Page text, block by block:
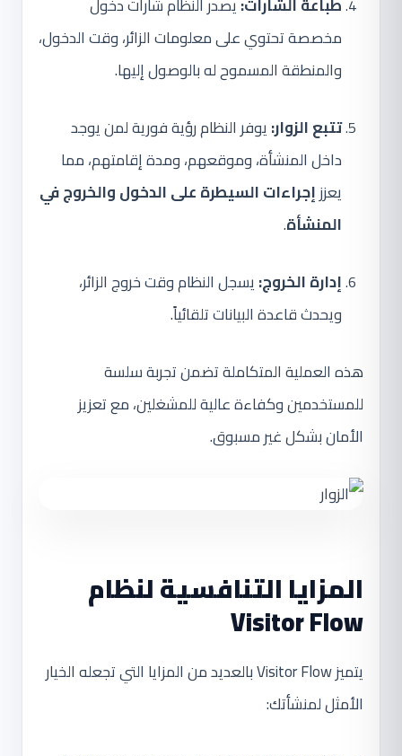
مخصصة تحتوي على معلومات الزائر، وقت الدخول،
والمنطقة المسموح له بالوصول إليها.
تتبع الزوار:يوفر النظام رؤية فورية لمن يوجد
داخل المنشأة، وموقعهم، ومدة إقامتهم، مما
يعززإجراءات السيطرة على الدخول والخروج في
المنشأة.
إدارة الخروج:يسجل النظام وقت خروج الزائر،
ويحدث قاعدة البيانات تلقائياً.
هذه العملية المتكاملة تضمن تجربة سلسة
للمستخدمين وكفاءة عالية للمشغلين، مع تعزيز
الأمان بشكل غير مسبوق.
المزايا التنافسية لنظام
Visitor Flow
يتميز Visitor Flow بالعديد من المزايا التي تجعله الخيار
الأمثل لمنشأتك: